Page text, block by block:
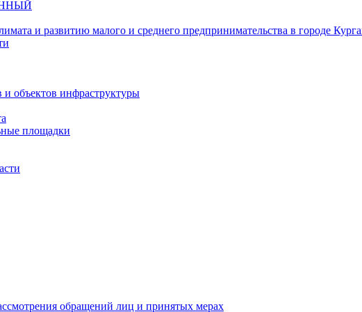
и развитию малого и среднего предпринимательства в городе
объектов инфраструктуры
площадки
обращений лиц и принятых мерах